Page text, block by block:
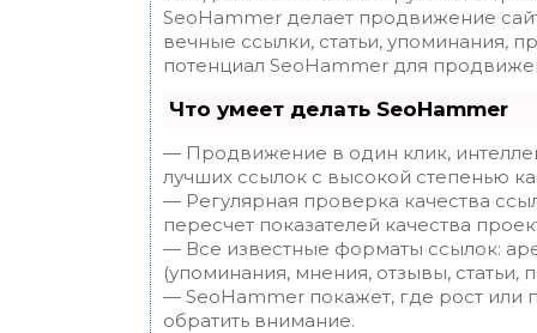
SeoHammer делает продвижение
вечные ссылки, статьи, упоминания,
потенциал SeoHammer для
Что умеет делать SeoHammer
— Продвижение в один клик,
лучших ссылок с высокой степенью
— Регулярная проверка качества
пересчет показателей качества
— Все известные форматы ссылок:
(упоминания, мнения, отзывы, статьи,
— SeoHammer покажет, где рост или
обратить внимание.